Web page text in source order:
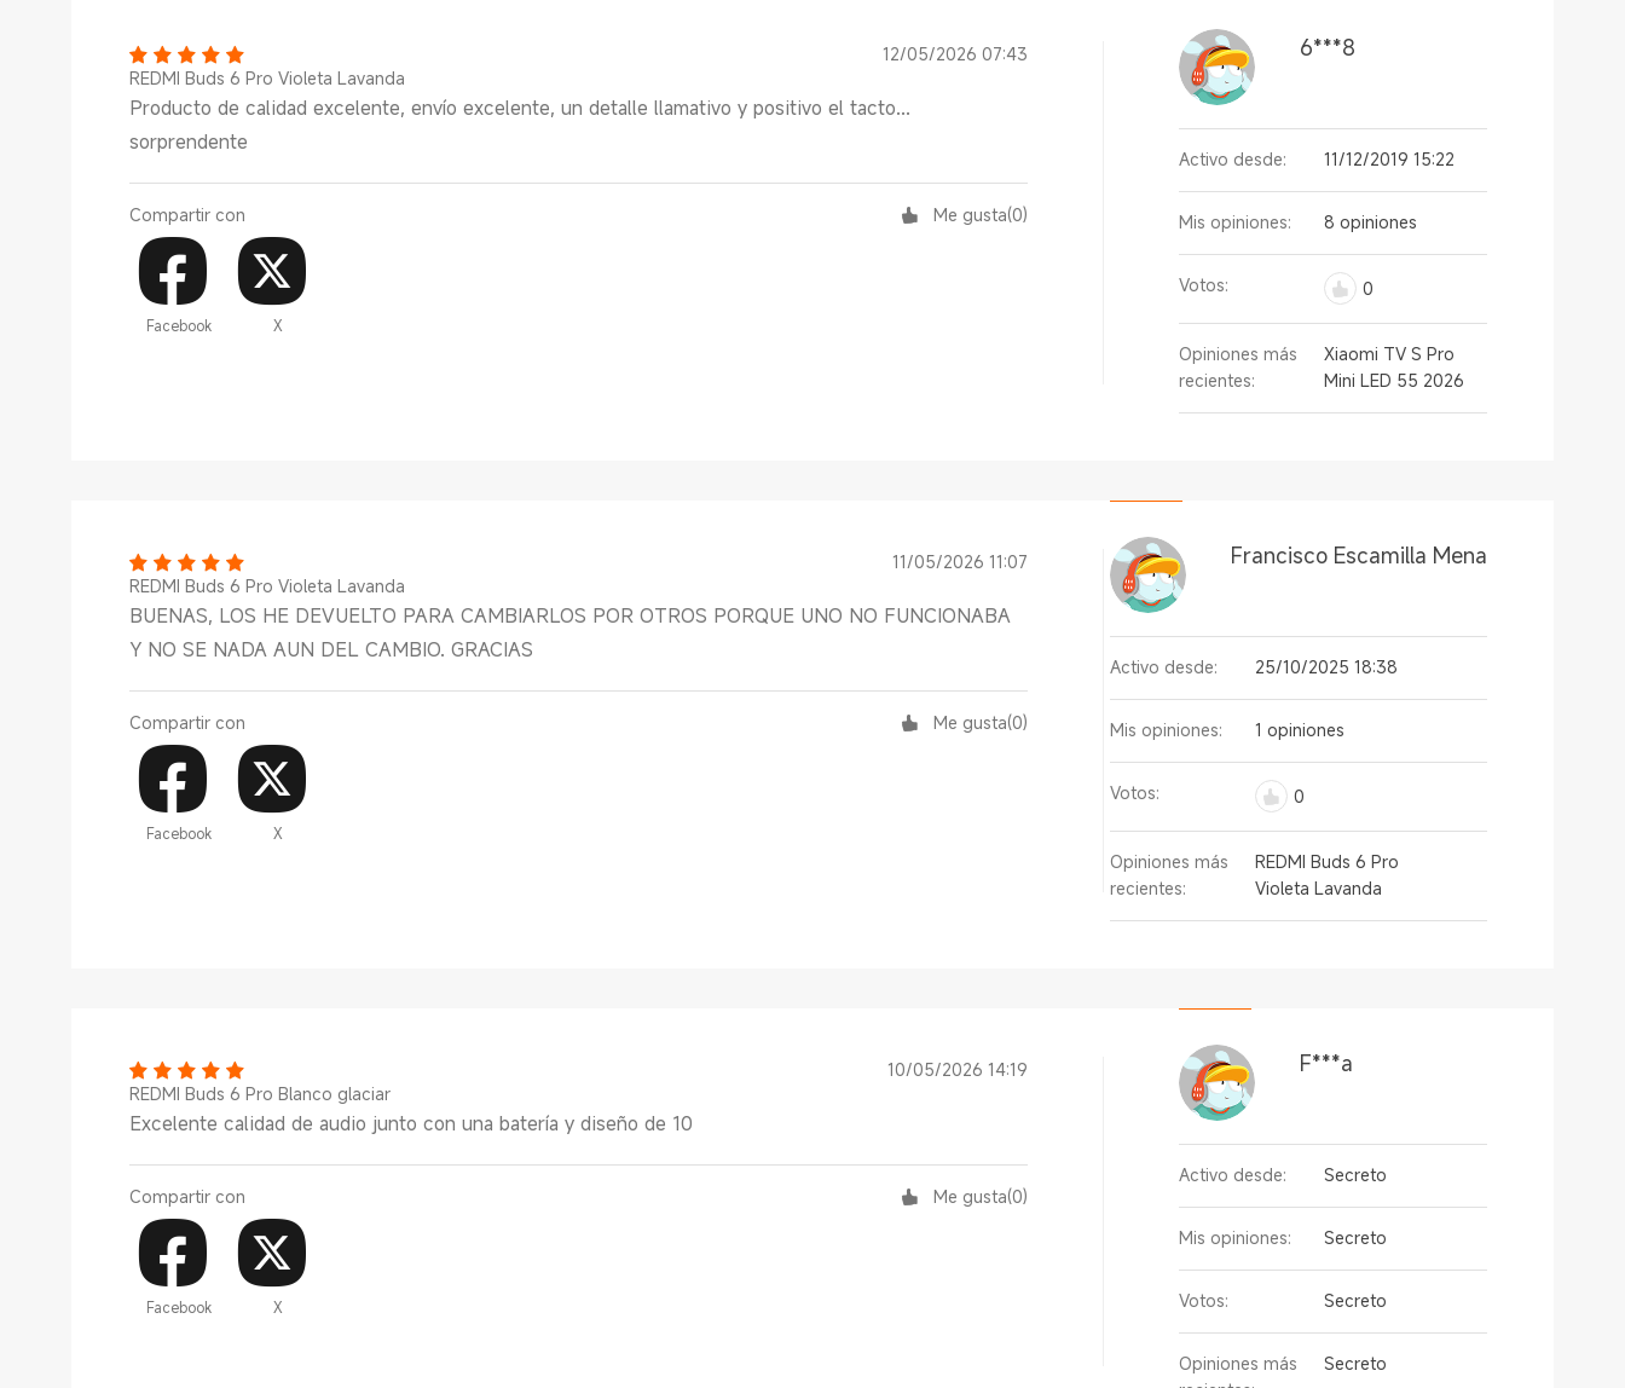
12/05/2026 07:43
REDMI Buds 6 Pro Violeta Lavanda
Producto de calidad excelente, envío excelente, un detalle llamativo y positivo el tacto...
sorprendente
Compartir con
Facebook X
Me gusta(0)
6***8
Activo desde: 11/12/2019 15:22
Mis opiniones: 8 opiniones
Votos: 0
Opiniones más
recientes:
Xiaomi TV S Pro
Mini LED 55 2026
11/05/2026 11:07
REDMI Buds 6 Pro Violeta Lavanda
BUENAS, LOS HE DEVUELTO PARA CAMBIARLOS POR OTROS PORQUE UNO NO FUNCIONABA
Y NO SE NADA AUN DEL CAMBIO. GRACIAS
Compartir con
Facebook X
Me gusta(0)
Francisco Escamilla Mena
Activo desde: 25/10/2025 18:38
Mis opiniones: 1 opiniones
Votos: 0
Opiniones más
recientes:
REDMI Buds 6 Pro
Violeta Lavanda
10/05/2026 14:19
REDMI Buds 6 Pro Blanco glaciar
Excelente calidad de audio junto con una batería y diseño de 10
Compartir con
Facebook X
Me gusta(0)
F***a
Activo desde: Secreto
Mis opiniones: Secreto
Votos: Secreto
Opiniones más
Secreto